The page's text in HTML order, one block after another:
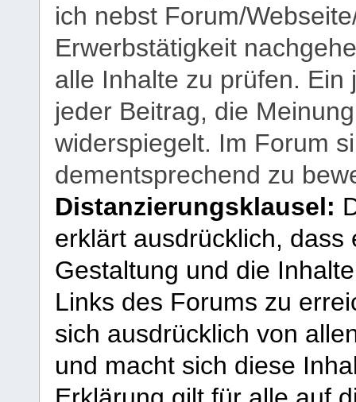
ich nebst Forum/
Erwerbstätigkeit
alle Inhalte zu prüfen.
jeder Beitrag, die
widerspiegelt. Im Forum
dementsprechend zu
Distanzierungsklausel:
erklärt ausdrücklich,
Gestaltung und die
Links des Forums zu
sich ausdrücklich von
und macht sich diese